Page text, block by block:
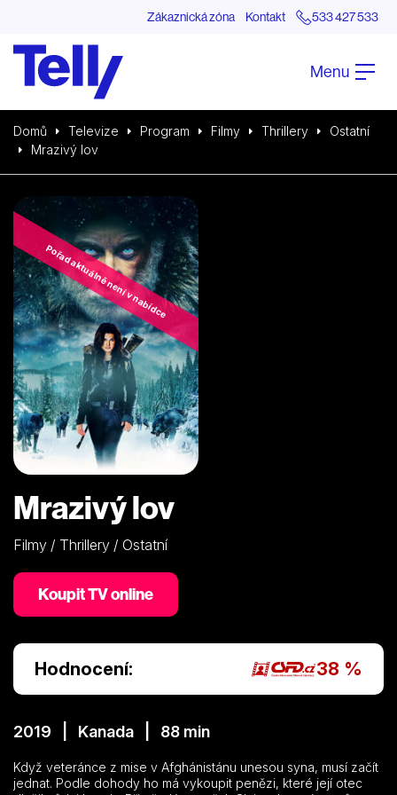
Zákaznická zóna Kontakt 533 427 533
Menu
Domů Televize Program Filmy Thrillery
Ostatní
Mrazivý lov
Pořad aktuálně není v nabídce
Mrazivý lov
Filmy / Thrillery / Ostatní
Koupit TV online
Hodnocení: 38 %
2019 | Kanada | 88 min
Když veteránce z mise v Afghánistánu unesou syna, musí začít
jednat. Podle dohody ho má vykoupit penězi, které její otec